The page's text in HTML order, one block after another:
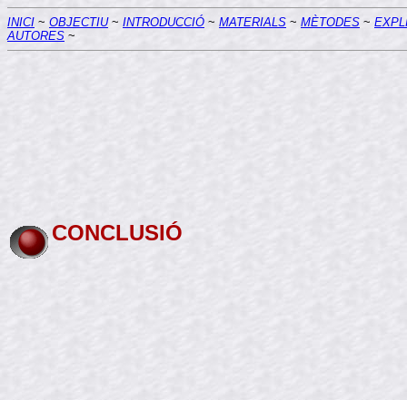
INICI ~ OBJECTIU~ INTRODUCCIÓ ~ MATERIALS ~ MÈTODES ~
AUTORES ~
CONCLUSIÓ